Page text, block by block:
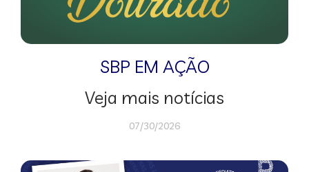
SBP EM AÇÃO
Veja mais notícias
07/30/2026